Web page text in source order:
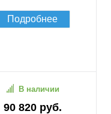
Подробнее
90 820 руб.
В наличии